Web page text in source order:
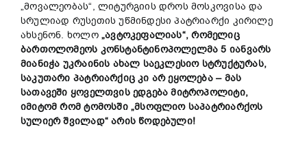
„მოვალეობას“, ლიტურგიის დროს მოსკოვისა და
სრულიად რუსეთის უწმინდესი პატრიარქი კირილე
ახსენონ. ხოლო „ავტოკეფალიას“, რომელიც
ბართოლომეოს კონსტანტინოპოლელმა 5 იანვარს
მიანიჭა უკრაინის ახალ საეკლესიო სტრუქტურას,
საკუთარი პატრიარქიც კი არ ეყოლება – მას
სათავეში ყოველთვის ედგება მიტროპოლიტი,
იმიტომ რომ ტომოსში „მსოფლიო საპატრიარქოს
სულიერ შვილად“ არის წოდებული!